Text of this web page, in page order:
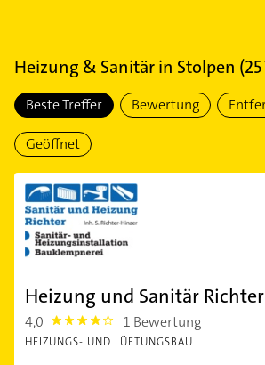
Heizung & Sanitärin Stolpen (25
Beste Treffer Bewertung
Geöffnet
Heizung und Sanitär Richter
4,0 4.0 1 Bewertung
HEIZUNGS- UND LÜFTUNGSBAU